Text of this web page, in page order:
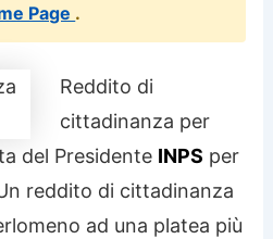
Page .
Reddito di
cittadinanza per
del Presidente INPS per
reddito di cittadinanza
ad una platea più